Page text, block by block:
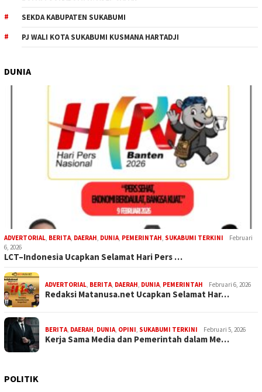
SEKDA KABUPATEN SUKABUMI
PJ WALI KOTA SUKABUMI KUSMANA HARTADJI
DUNIA
ADVERTORIAL BERITA DAERAH DUNIA PEMERINTAH SUKABUMI TERKINI
Februari
6, 2026
LCT–Indonesia Ucapkan Selamat Hari Pers …
ADVERTORIAL BERITA DAERAH DUNIA PEMERINTAH Februari 6, 2026
Redaksi Matanusa.net Ucapkan Selamat Har…
BERITA DAERAH DUNIA OPINI SUKABUMI TERKINI Februari 5, 2026
Kerja Sama Media dan Pemerintah dalam Me…
POLITIK